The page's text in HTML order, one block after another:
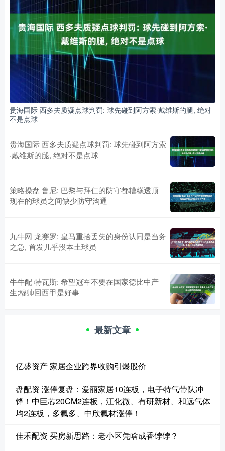
贵海国际 西多夫质疑点球判罚: 球先碰到阿方索·戴维斯的腿, 绝对
不是点球
贵海国际 西多夫质疑点球判罚: 球先碰到阿方索
·戴维斯的腿, 绝对不是点球
策略操盘 鲁尼: 巴黎与拜仁的防守都糟糕透顶
现在的球员之间缺少防守沟通
九牛网 龙赛罗: 皇马重拾丢失的身份认同是当务
之急, 首发几乎没本土球员
牛牛配 特瓦斯: 希望冠军不要在国家德比中产
生;穆帅回西甲是好事
最新文章
亿盛资产 家居企业跨界收购引爆股价
盘配资 涨停复盘：爱丽家居10连板，电子特气带队冲
锋！中巨芯20CM2连板，江化微、有研新材、和远气体
均2连板，多氟多、中欣氟材涨停！
佳禾配资 买房新思路：老小区凭啥成香饽饽？